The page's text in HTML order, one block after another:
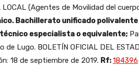
LOCAL (Agentes de Movilidad del
Bachillerato unificado
especialista o equivalente;
de Lugo. BOLETÍN OFICIAL DEL
18 de septiembre de 2019. Rf:184396